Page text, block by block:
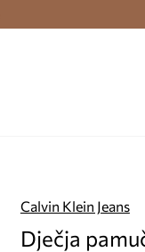
Calvin Klein Jeans
Dječja